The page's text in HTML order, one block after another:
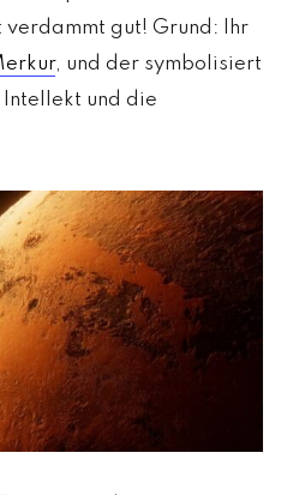
gut! Grund: Ihr
, und der symbolisiert
und die